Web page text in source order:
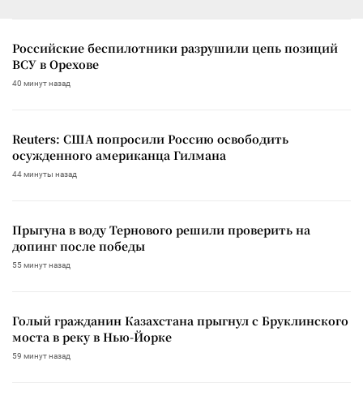
Российские беспилотники разрушили цепь позиций
ВСУ в Орехове
40 минут назад
Reuters: США попросили Россию освободить
осужденного американца Гилмана
44 минуты назад
Прыгуна в воду Тернового решили проверить на
допинг после победы
55 минут назад
Голый гражданин Казахстана прыгнул с Бруклинского
моста в реку в Нью-Йорке
59 минут назад